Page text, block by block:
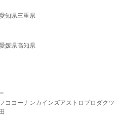
知県三重県
媛県高知県
コ コーナンカインズアストロプロダクツ